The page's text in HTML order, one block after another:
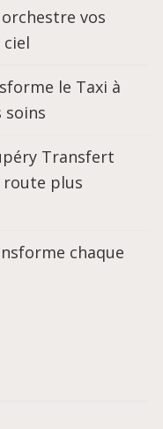
vos
le Taxi à
soins
Transfert
route plus
chaque